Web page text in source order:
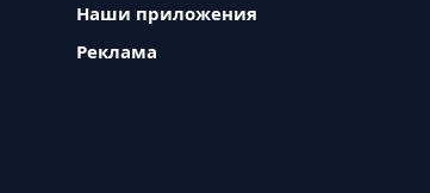
Наши приложения
Реклама